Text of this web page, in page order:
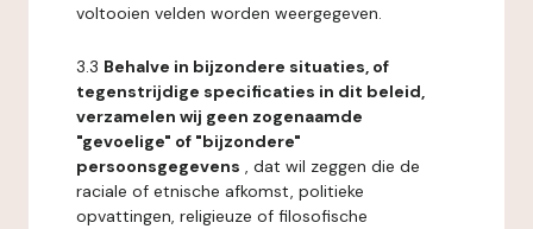
voltooien velden worden weergegeven.
3.3 Behalve in bijzondere situaties, of
tegenstrijdige specificaties in dit beleid,
verzamelen wij geen zogenaamde
"gevoelige" of "bijzondere"
persoonsgegevens , dat wil zeggen die de
raciale of etnische afkomst, politieke
opvattingen, religieuze of filosofische